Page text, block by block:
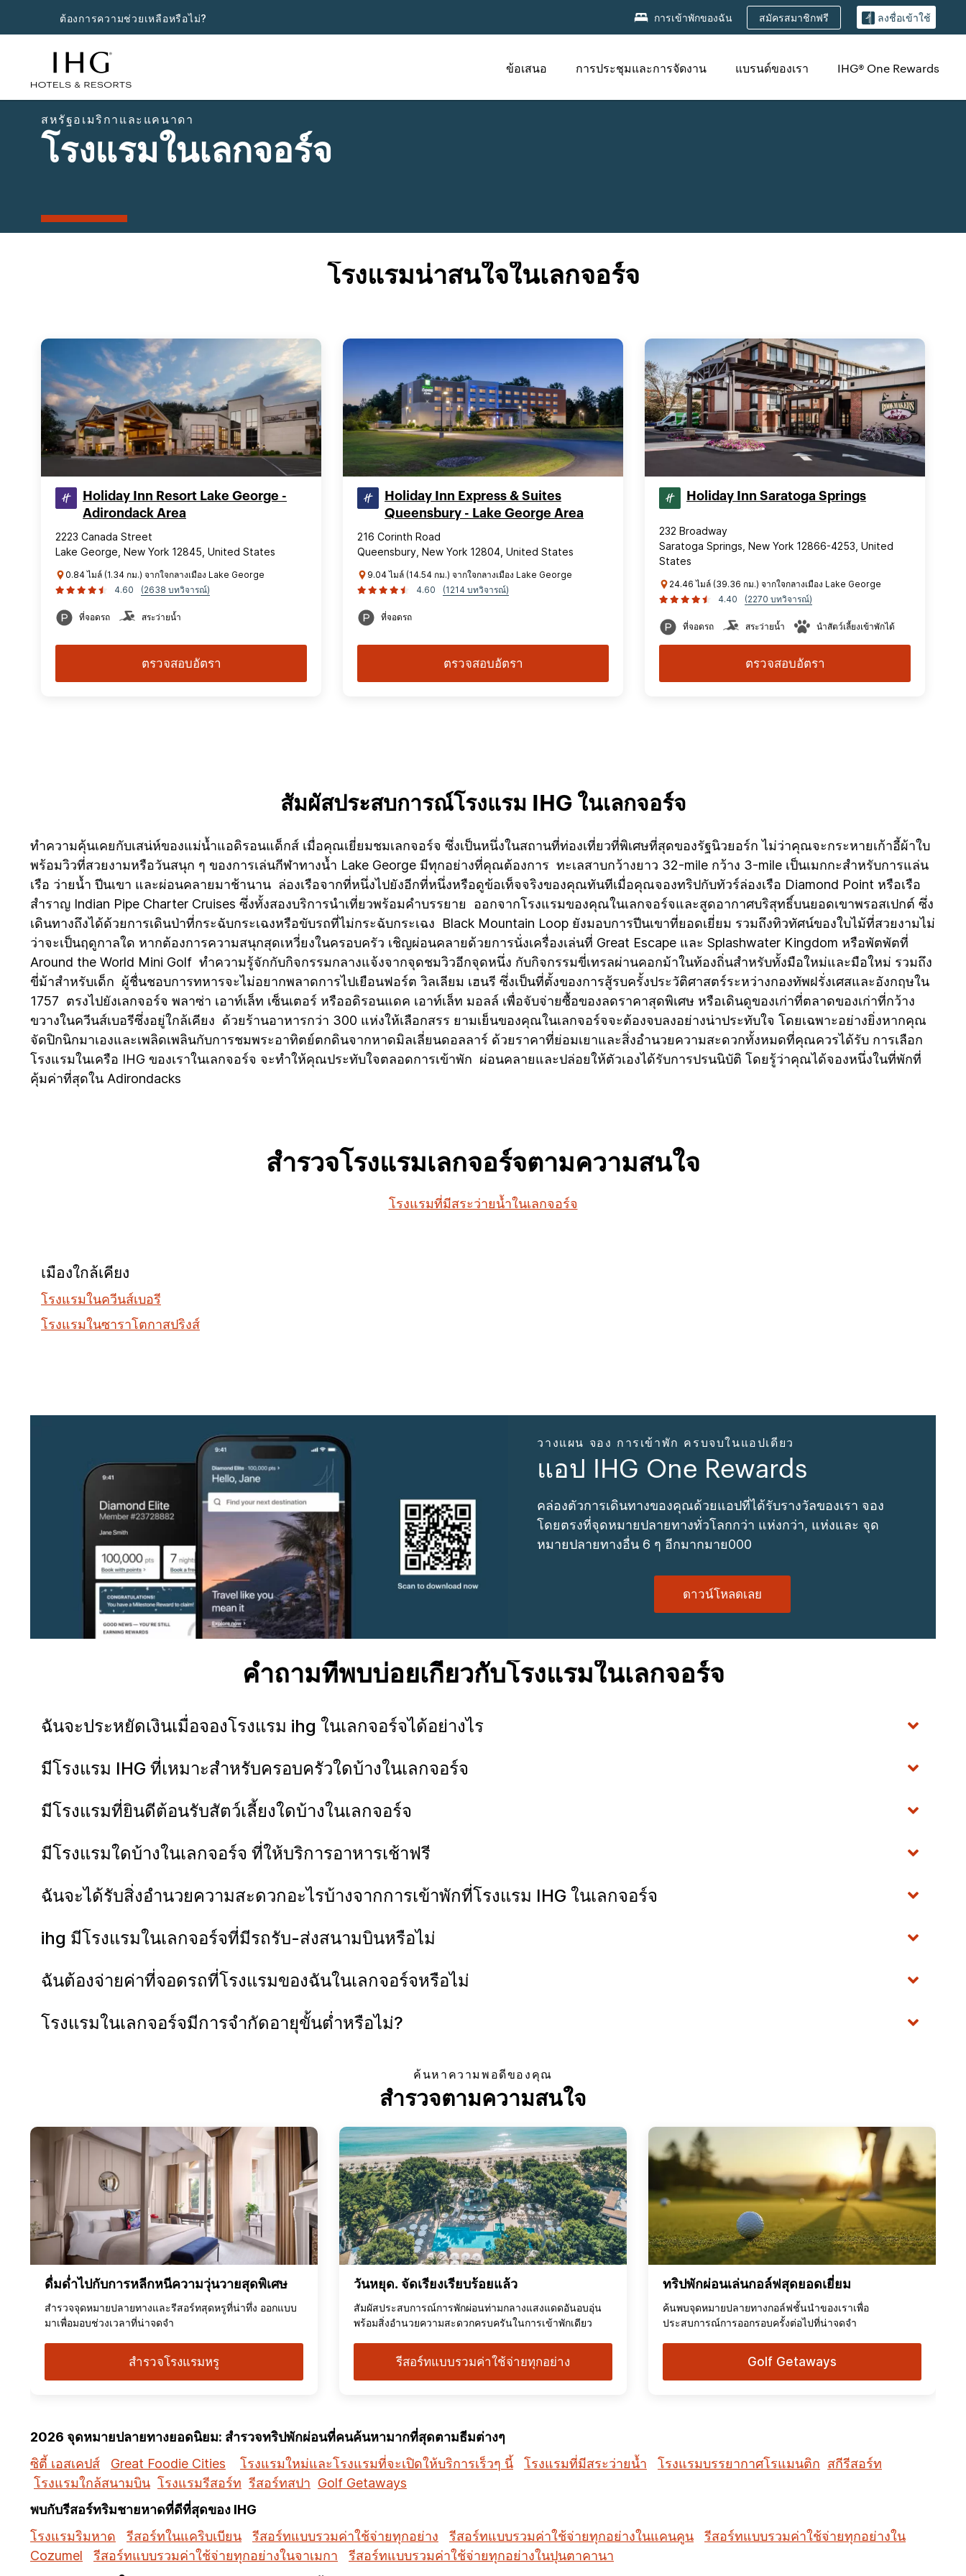
ต้องการความช่วยเหลือหรือไม่? การเข้าพักของฉัน สมัครสมาชิกฟรี ลงชื่อเข้าใช้
ข้อเสนอ การประชุมและการจัดงาน แบรนด์ของเรา IHG® One Rewards
สหรัฐอเมริกาและแคนาดา
โรงแรมในเลกจอร์จ
โรงแรมน่าสนใจในเลกจอร์จ
Holiday Inn Resort Lake George -
Adirondack Area
2223 Canada Street
Lake George, New York 12845, United States
0.84 ไมล์ (1.34 กม.) จากใจกลางเมือง Lake George
4.60
(2638 บทวิจารณ์)
ที่จอดรถ สระว่ายน้ำ
ตรวจสอบอัตรา
Holiday Inn Express & Suites
Queensbury - Lake George Area
216 Corinth Road
Queensbury, New York 12804, United States
9.04 ไมล์ (14.54 กม.) จากใจกลางเมือง Lake George
4.60
(1214 บทวิจารณ์)
ที่จอดรถ
ตรวจสอบอัตรา
Holiday Inn Saratoga Springs
232 Broadway
Saratoga Springs, New York 12866-4253, United
States
24.46 ไมล์ (39.36 กม.) จากใจกลางเมือง Lake George
4.40
(2270 บทวิจารณ์)
ที่จอดรถ สระว่ายน้ำ นำสัตว์เลี้ยงเข้าพักได้
ตรวจสอบอัตรา
สัมผัสประสบการณ์โรงแรม IHG ในเลกจอร์จ
ทำความคุ้นเคยกับเสน่ห์ของแม่น้ำแอดิรอนแด็กส์ เมื่อคุณเยี่ยมชมเลกจอร์จ ซึ่งเป็นหนึ่งในสถานที่ท่องเที่ยวที่พิเศษที่สุดของรัฐนิวยอร์ก ไม่ว่าคุณจะกระหายเก้าอี้ผ้าใบ
พร้อมวิวที่สวยงามหรือวันสนุก ๆ ของการเล่นกีฬาทางน้ำ Lake George มีทุกอย่างที่คุณต้องการ ทะเลสาบกว้างยาว 32-mile กว้าง 3-mile เป็นเมกกะสำหรับการแล่น
เรือ ว่ายน้ำ ปีนเขา และผ่อนคลายมาช้านาน ล่องเรือจากที่หนึ่งไปยังอีกที่หนึ่งหรือดูข้อเท็จจริงของคุณทันทีเมื่อคุณจองทริปกับทัวร์ล่องเรือ Diamond Point หรือเรือ
สำราญ Indian Pipe Charter Cruises ซึ่งทั้งสองบริการนำเที่ยวพร้อมคำบรรยาย ออกจากโรงแรมของคุณในเลกจอร์จและสูดอากาศบริสุทธิ์บนยอดเขาพรอสเปกต์ ซึ่ง
เดินทางถึงได้ด้วยการเดินป่าที่กระฉับกระเฉงหรือขับรถที่ไม่กระฉับกระเฉง Black Mountain Loop ยังมอบการปีนเขาที่ยอดเยี่ยม รวมถึงทิวทัศน์ของใบไม้ที่สวยงามไม่
ว่าจะเป็นฤดูกาลใด หากต้องการความสนุกสุดเหวี่ยงในครอบครัว เชิญผ่อนคลายด้วยการนั่งเครื่องเล่นที่ Great Escape และ Splashwater Kingdom หรือพัตพัตที่
Around the World Mini Golf ทำความรู้จักกับกิจกรรมกลางแจ้งจากจุดชมวิวอีกจุดหนึ่ง กับกิจกรรมขี่เทรลผ่านคอกม้าในท้องถิ่นสำหรับทั้งมือใหม่และมือใหม่ รวมถึง
ขี่ม้าสำหรับเด็ก ผู้ชื่นชอบการทหารจะไม่อยากพลาดการไปเยือนฟอร์ต วิลเลียม เฮนรี ซึ่งเป็นที่ตั้งของการสู้รบครั้งประวัติศาสตร์ระหว่างกองทัพฝรั่งเศสและอังกฤษใน
1757 ตรงไปยังเลกจอร์จ พลาซ่า เอาท์เล็ท เซ็นเตอร์ หรืออดิรอนแดค เอาท์เล็ท มอลล์ เพื่อจับจ่ายซื้อของลดราคาสุดพิเศษ หรือเดินดูของเก่าที่ตลาดของเก่าที่กว้าง
ขวางในควีนส์เบอรีซึ่งอยู่ใกล้เคียง ด้วยร้านอาหารกว่า 300 แห่งให้เลือกสรร ยามเย็นของคุณในเลกจอร์จจะต้องจบลงอย่างน่าประทับใจ โดยเฉพาะอย่างยิ่งหากคุณ
จัดปิกนิกมาเองและเพลิดเพลินกับการชมพระอาทิตย์ตกดินจากหาดมิลเลี่ยนดอลลาร์ ด้วยราคาที่ย่อมเยาและสิ่งอำนวยความสะดวกทั้งหมดที่คุณควรได้รับ การเลือก
โรงแรมในเครือ IHG ของเราในเลกจอร์จ จะทำให้คุณประทับใจตลอดการเข้าพัก ผ่อนคลายและปล่อยให้ตัวเองได้รับการปรนนิบัติ โดยรู้ว่าคุณได้จองหนึ่งในที่พักที่
คุ้มค่าที่สุดใน Adirondacks
สำรวจโรงแรมเลกจอร์จตามความสนใจ
โรงแรมที่มีสระว่ายน้ำในเลกจอร์จ
เมืองใกล้เคียง
โรงแรมในควีนส์เบอรี
โรงแรมในซาราโตกาสปริงส์
วางแผน จอง การเข้าพัก ครบจบในแอปเดียว
แอป IHG One Rewards
คล่องตัวการเดินทางของคุณด้วยแอปที่ได้รับรางวัลของเรา จอง
โดยตรงที่จุดหมายปลายทางทั่วโลกกว่า แห่งกว่า, แห่งและ จุด
หมายปลายทางอื่น 6 ๆ อีกมากมาย000
ดาวน์โหลดเลย
คำถามที่พบบ่อยเกี่ยวกับโรงแรมในเลกจอร์จ
ฉันจะประหยัดเงินเมื่อจองโรงแรม ihg ในเลกจอร์จได้อย่างไร
มีโรงแรม IHG ที่เหมาะสำหรับครอบครัวใดบ้างในเลกจอร์จ
มีโรงแรมที่ยินดีต้อนรับสัตว์เลี้ยงใดบ้างในเลกจอร์จ
มีโรงแรมใดบ้างในเลกจอร์จ ที่ให้บริการอาหารเช้าฟรี
ฉันจะได้รับสิ่งอำนวยความสะดวกอะไรบ้างจากการเข้าพักที่โรงแรม IHG ในเลกจอร์จ
ihg มีโรงแรมในเลกจอร์จที่มีรถรับ-ส่งสนามบินหรือไม่
ฉันต้องจ่ายค่าที่จอดรถที่โรงแรมของฉันในเลกจอร์จหรือไม่
โรงแรมในเลกจอร์จมีการจำกัดอายุขั้นต่ำหรือไม่?
ค้นหาความพอดีของคุณ
สำรวจตามความสนใจ
ดื่มด่ำไปกับการหลีกหนีความวุ่นวายสุดพิเศษ
สำรวจจุดหมายปลายทางและรีสอร์ทสุดหรูที่น่าทึ่ง ออกแบบ
มาเพื่อมอบช่วงเวลาที่น่าจดจำ
สำรวจโรงแรมหรู
วันหยุด. จัดเรียงเรียบร้อยแล้ว
สัมผัสประสบการณ์การพักผ่อนท่ามกลางแสงแดดอันอบอุ่น
พร้อมสิ่งอำนวยความสะดวกครบครันในการเข้าพักเดียว
รีสอร์ทแบบรวมค่าใช้จ่ายทุกอย่าง
ทริปพักผ่อนเล่นกอล์ฟสุดยอดเยี่ยม
ค้นพบจุดหมายปลายทางกอล์ฟชั้นนำของเราเพื่อ
ประสบการณ์การออกรอบครั้งต่อไปที่น่าจดจำ
Golf Getaways
2026 จุดหมายปลายทางยอดนิยม: สำรวจทริปพักผ่อนที่คนค้นหามากที่สุดตามธีมต่างๆ
ซิตี้ เอสเคปส์
Great Foodie Cities โรงแรมใหม่และโรงแรมที่จะเปิดให้บริการเร็วๆ นี้ โรงแรมที่มีสระว่ายน้ำ โรงแรมบรรยากาศโรแมนติก สกีรีสอร์ท
โรงแรมใกล้สนามบิน โรงแรมรีสอร์ท รีสอร์ทสปา Golf Getaways
พบกับรีสอร์ทริมชายหาดที่ดีที่สุดของ IHG
โรงแรมริมหาด
รีสอร์ทในแคริบเบียน รีสอร์ทแบบรวมค่าใช้จ่ายทุกอย่าง รีสอร์ทแบบรวมค่าใช้จ่ายทุกอย่างในแคนคูน
รีสอร์ทแบบรวมค่าใช้จ่ายทุกอย่างใน
Cozumel
รีสอร์ทแบบรวมค่าใช้จ่ายทุกอย่างในจาเมกา
รีสอร์ทแบบรวมค่าใช้จ่ายทุกอย่างในปุนตาคานา